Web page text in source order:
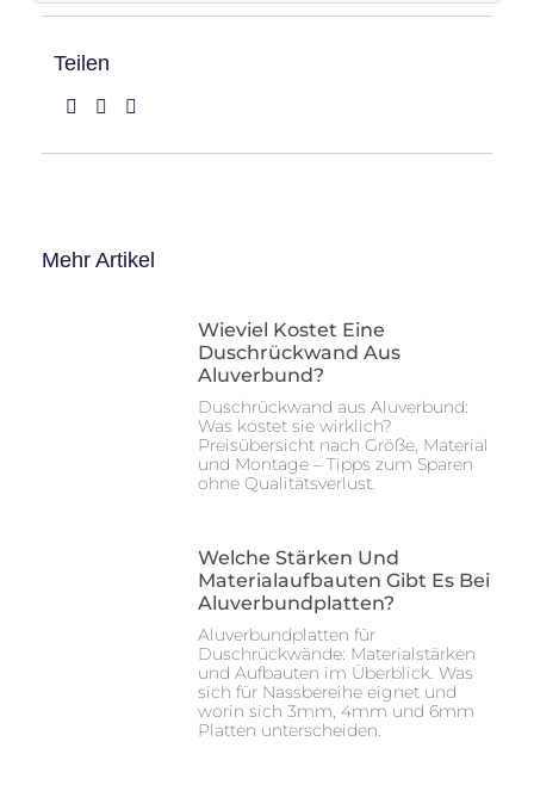
Teilen
Mehr Artikel
Wieviel Kostet Eine
Duschrückwand Aus
Aluverbund?
Duschrückwand aus Aluverbund:
Was kostet sie wirklich?
Preisübersicht nach Größe, Material
und Montage – Tipps zum Sparen
ohne Qualitätsverlust.
Welche Stärken Und
Materialaufbauten Gibt Es Bei
Aluverbundplatten?
Aluverbundplatten für
Duschrückwände: Materialstärken
und Aufbauten im Überblick. Was
sich für Nassbereihe eignet und
worin sich 3mm, 4mm und 6mm
Platten unterscheiden.